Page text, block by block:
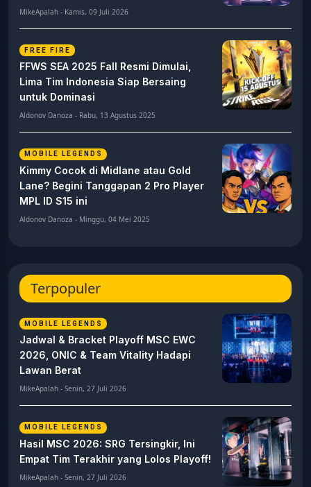
MikeApalah - Kamis, 09 Juli 2026
FREE FIRE
FFWS SEA 2025 Fall Resmi Dimulai,
Lima Tim Indonesia Siap Bersaing
untuk Dominasi
Aldonov Danoza - Rabu, 13 Agustus 2025
MOBILE LEGENDS
Kimmy Cocok di Midlane atau Gold
Lane? Begini Tanggapan 2 Pro Player
MPL ID S15 ini
Aldonov Danoza - Minggu, 04 Mei 2025
Terpopuler
MOBILE LEGENDS
Jadwal & Bracket Playoff MSC EWC
2026, ONIC & Team Vitality Hadapi
Lawan Berat
MikeApalah - Senin, 27 Juli 2026
MOBILE LEGENDS
Hasil MSC 2026: SRG Tersingkir, Ini
Empat Tim Terakhir yang Lolos Playoff!
MikeApalah - Senin, 27 Juli 2026